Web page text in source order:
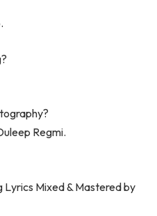
Regmi.
Lyrics Mixed & Mastered by